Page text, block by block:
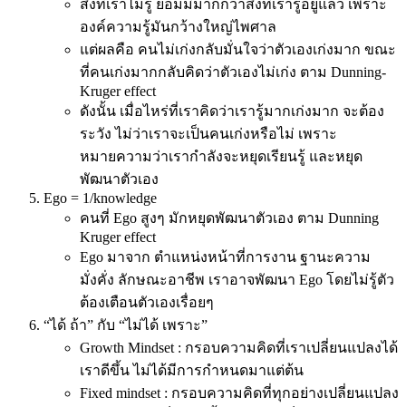
สิ่งที่เราไม่รู้ ย่อมมีมากกว่าสิ่งที่เรารู้อยู่แล้ว เพราะ
องค์ความรู้มันกว้างใหญ่ไพศาล
แต่ผลคือ คนไม่เก่งกลับมั่นใจว่าตัวเองเก่งมาก ขณะ
ที่คนเก่งมากกลับคิดว่าตัวเองไม่เก่ง ตาม Dunning-
Kruger effect
ดังนั้น เมื่อไหร่ที่เราคิดว่าเรารู้มากเก่งมาก จะต้อง
ระวัง ไม่ว่าเราจะเป็นคนเก่งหรือไม่ เพราะ
หมายความว่าเรากำลังจะหยุดเรียนรู้ และหยุด
พัฒนาตัวเอง
Ego = 1/knowledge
คนที่ Ego สูงๆ มักหยุดพัฒนาตัวเอง ตาม Dunning
Kruger effect
Ego มาจาก ตำแหน่งหน้าที่การงาน ฐานะความ
มั่งคั่ง ลักษณะอาชีพ เราอาจพัฒนา Ego โดยไม่รู้ตัว
ต้องเตือนตัวเองเรื่อยๆ
“ได้ ถ้า” กับ “ไม่ได้ เพราะ”
Growth Mindset : กรอบความคิดที่เราเปลี่ยนแปลงได้
เราดีขึ้น ไม่ได้มีการกำหนดมาแต่ต้น
Fixed mindset : กรอบความคิดที่ทุกอย่างเปลี่ยนแปลง